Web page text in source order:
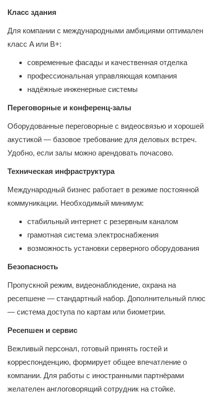
Класс здания
Для компании с международными амбициями оптимален
класс A или B+:
современные фасады и качественная отделка
профессиональная управляющая компания
надёжные инженерные системы
Переговорные и конференц-залы
Оборудованные переговорные с видеосвязью и хорошей
акустикой — базовое требование для деловых встреч.
Удобно, если залы можно арендовать почасово.
Техническая инфраструктура
Международный бизнес работает в режиме постоянной
коммуникации. Необходимый минимум:
стабильный интернет с резервным каналом
грамотная система электроснабжения
возможность установки серверного оборудования
Безопасность
Пропускной режим, видеонаблюдение, охрана на
ресепшене — стандартный набор. Дополнительный плюс
— система доступа по картам или биометрии.
Ресепшен и сервис
Вежливый персонал, готовый принять гостей и
корреспонденцию, формирует общее впечатление о
компании. Для работы с иностранными партнёрами
желателен англоговорящий сотрудник на стойке.